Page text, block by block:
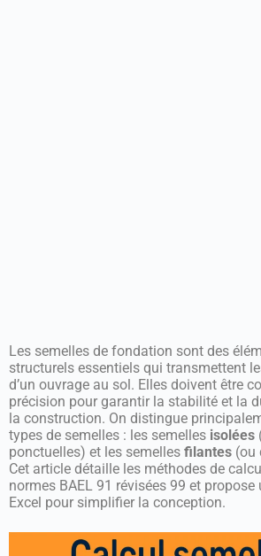
Les semelles de fondation sont des
structurels essentiels qui transmettent
d’un ouvrage au sol. Elles doivent être
précision pour garantir la stabilité et la
la construction. On distingue
types de semelles : les semelles isolées
ponctuelles) et les semelles filantes (ou
Cet article détaille les méthodes de
normes BAEL 91 révisées 99 et propose
Excel pour simplifier la conception.